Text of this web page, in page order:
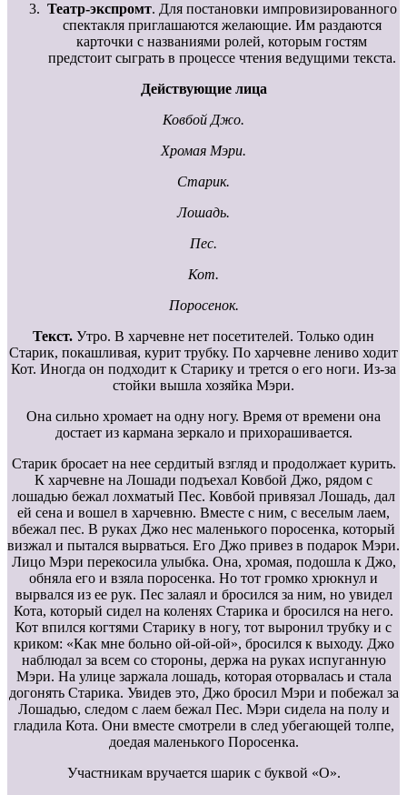
Театр-экспромт. Для постановки импровизированного
спектакля приглашаются желающие. Им раздаются
карточки с названиями ролей, которым гостям
предстоит сыграть в процессе чтения ведущими текста.
Действующие лица
Ковбой Джо.
Хромая Мэри.
Старик.
Лошадь.
Пес.
Кот.
Поросенок.
Текст. Утро. В харчевне нет посетителей. Только один
Старик, покашливая, курит трубку. По харчевне лениво ходит
Кот. Иногда он подходит к Старику и трется о его ноги. Из-за
стойки вышла хозяйка Мэри.
Она сильно хромает на одну ногу. Время от времени она
достает из кармана зеркало и прихорашивается.
Старик бросает на нее сердитый взгляд и продолжает курить.
К харчевне на Лошади подъехал Ковбой Джо, рядом с
лошадью бежал лохматый Пес. Ковбой привязал Лошадь, дал
ей сена и вошел в харчевню. Вместе с ним, с веселым лаем,
вбежал пес. В руках Джо нес маленького поросенка, который
визжал и пытался вырваться. Его Джо привез в подарок Мэри.
Лицо Мэри перекосила улыбка. Она, хромая, подошла к Джо,
обняла его и взяла поросенка. Но тот громко хрюкнул и
вырвался из ее рук. Пес залаял и бросился за ним, но увидел
Кота, который сидел на коленях Старика и бросился на него.
Кот впился когтями Старику в ногу, тот выронил трубку и с
криком: «Как мне больно ой-ой-ой», бросился к выходу. Джо
наблюдал за всем со стороны, держа на руках испуганную
Мэри. На улице заржала лошадь, которая оторвалась и стала
догонять Старика. Увидев это, Джо бросил Мэри и побежал за
Лошадью, следом с лаем бежал Пес. Мэри сидела на полу и
гладила Кота. Они вместе смотрели в след убегающей толпе,
доедая маленького Поросенка.
Участникам вручается шарик с буквой «О».